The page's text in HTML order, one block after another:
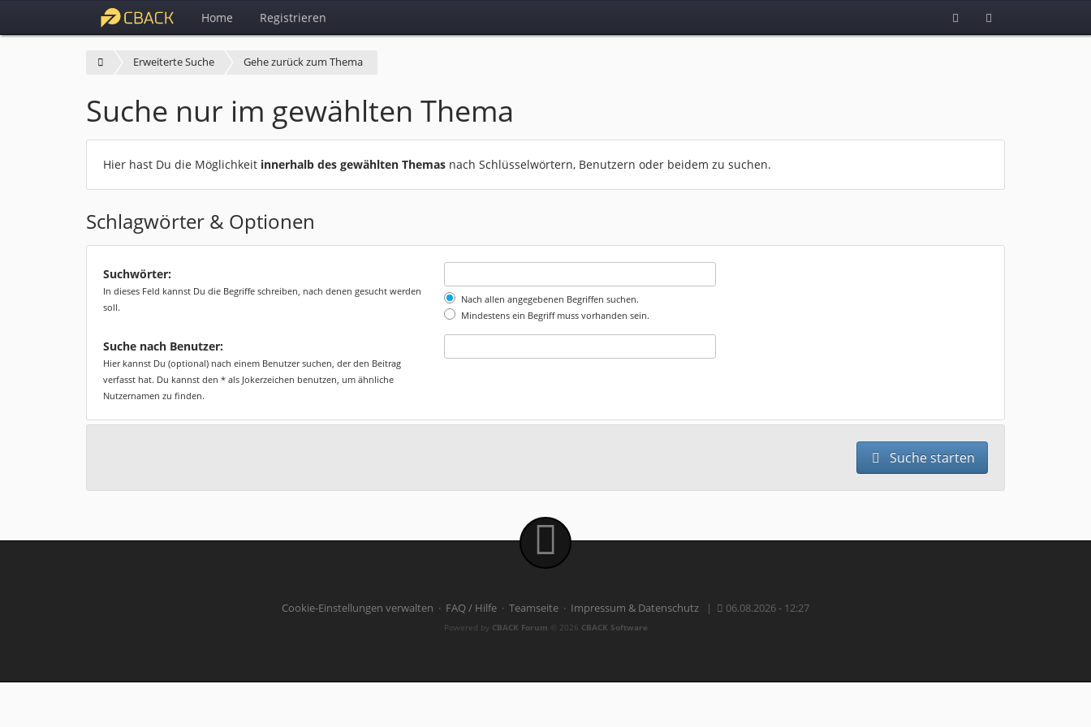
Home Registrieren
Erweiterte Suche Gehe zurück zum Thema
Suche nur im gewählten Thema
Hier hast Du die Möglichkeit innerhalb des gewählten Themas nach Schlüsselwörtern, Benutzern oder beidem zu suchen.
Schlagwörter & Optionen
Suchwörter:
In dieses Feld kannst Du die Begriffe schreiben, nach denen gesucht werden
soll.
Nach allen angegebenen Begriffen suchen.
Mindestens ein Begriff muss vorhanden sein.
Suche nach Benutzer:
Hier kannst Du (optional) nach einem Benutzer suchen, der den Beitrag
verfasst hat. Du kannst den * als Jokerzeichen benutzen, um ähnliche
Nutzernamen zu finden.
Suche starten
Cookie-Einstellungen verwalten · FAQ / Hilfe · Teamseite · Impressum & Datenschutz | 06.08.2026 - 12:27
Powered by CBACK Forum © 2026 CBACK Software